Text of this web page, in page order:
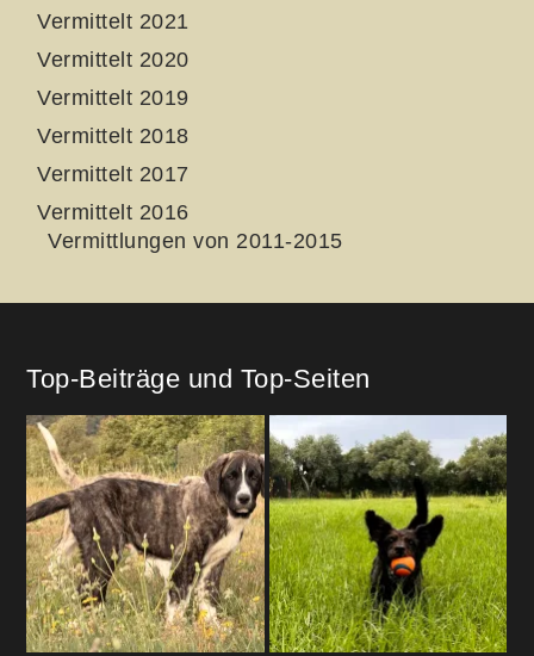
Vermittelt 2021
Vermittelt 2020
Vermittelt 2019
Vermittelt 2018
Vermittelt 2017
Vermittelt 2016
Vermittlungen von 2011-2015
Top-Beiträge und Top-Seiten